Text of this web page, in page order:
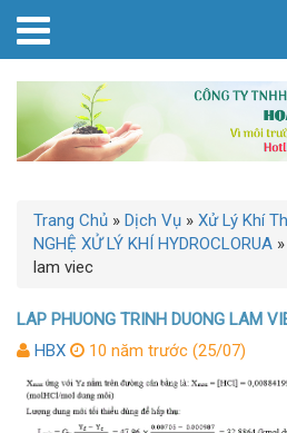
Trang Chủ » Dịch Vụ » Xử Lý Khí
NGHỆ XỬ LÝ KHÍ HYDROCLORUA »
lam viec
LAP PHUONG TRINH DUONG LAM
HBX
10 năm trước (25/07)